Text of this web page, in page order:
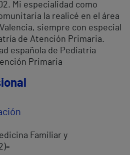
Mi especialidad como
la realicé en el área
siempre con especial
de Atención Primaria.
española de Pediatría
Primaria
Familiar y
-